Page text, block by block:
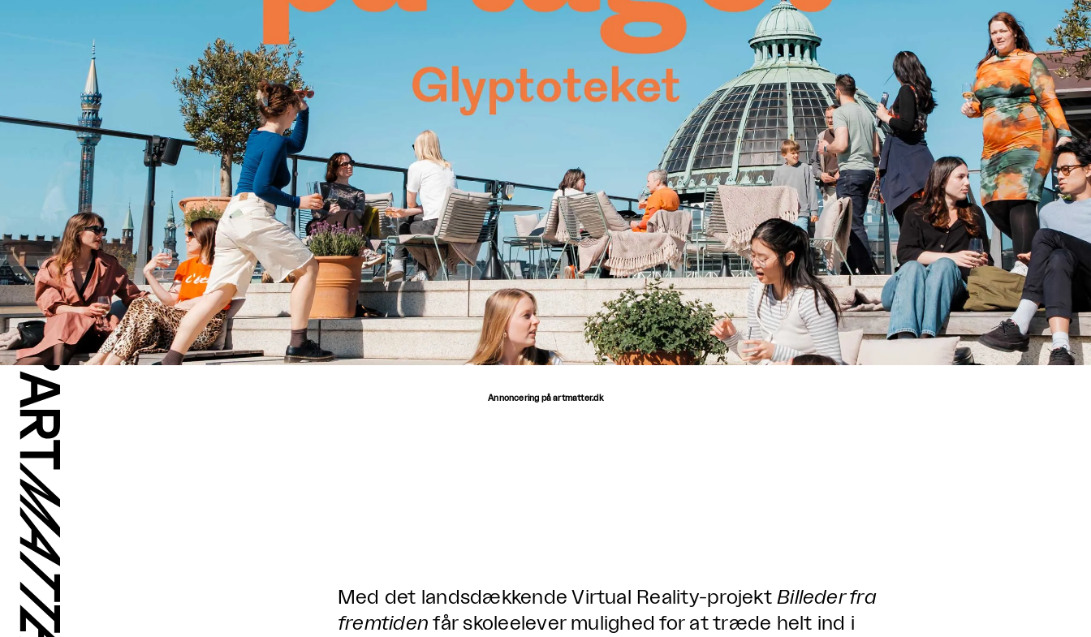
Annoncering på artmatter.dk
Med det landsdækkende Virtual Reality-projektBilleder fra
fremtiden får skoleelever mulighed for at træde helt ind i